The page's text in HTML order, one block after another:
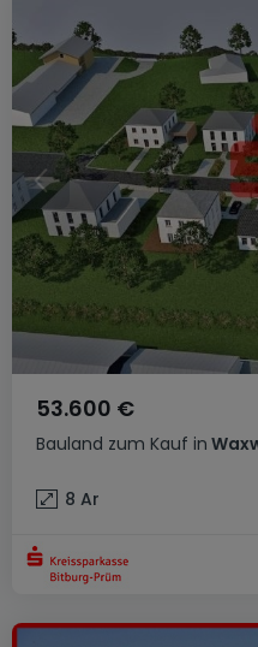
Bauland zum Kauf in
53.600 €
8 Ar